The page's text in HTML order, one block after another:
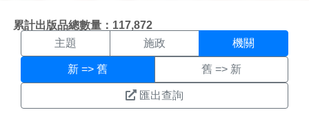
累計出版品總數量：117,872
機關搜尋結果頁面
主題 施政 機關
新 => 舊 舊 => 新
匯出查詢